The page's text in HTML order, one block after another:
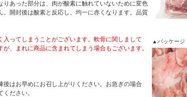
▲パッケージ
りあった部分は、肉が酸素に触れていないために変色
開封後は酸素と反応し、均一に赤くなります。品質
ってしまうことがございます。軟骨に関しまして
、まれに商品に含まれてしまう場合もございます。
はお早めにお召し上がりください。お急ぎの場合
ださい。